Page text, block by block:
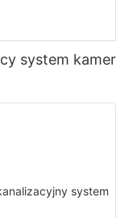
system kamer